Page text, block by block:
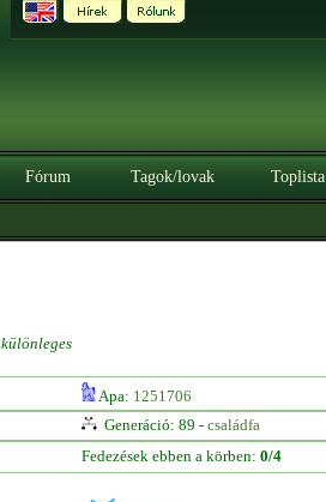
Fórum Tagok/lovak Toplista
különleges
Apa: 1251706
Generáció: 89 - családfa
Fedezések ebben a körben: 0/4